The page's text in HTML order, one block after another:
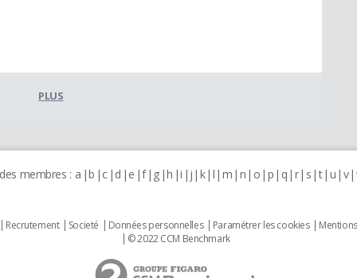
PLUS
membres : a b c d e f g h i j k l m n o p q r s t u v
Recrutement Societé Données personnelles Paramétrer les cookies
© 2022 CCM Benchmark